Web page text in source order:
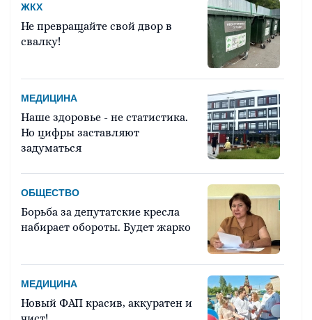
ЖКХ
Не превращайте свой двор в
свалку!
МЕДИЦИНА
Наше здоровье - не статистика.
Но цифры заставляют
задуматься
ОБЩЕСТВО
Борьба за депутатские кресла
набирает обороты. Будет жарко
МЕДИЦИНА
Новый ФАП красив, аккуратен и